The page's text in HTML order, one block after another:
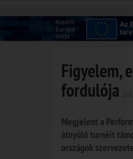
Figyelem,
fordulója
Megjelent a
átnyúló turnéit
országok